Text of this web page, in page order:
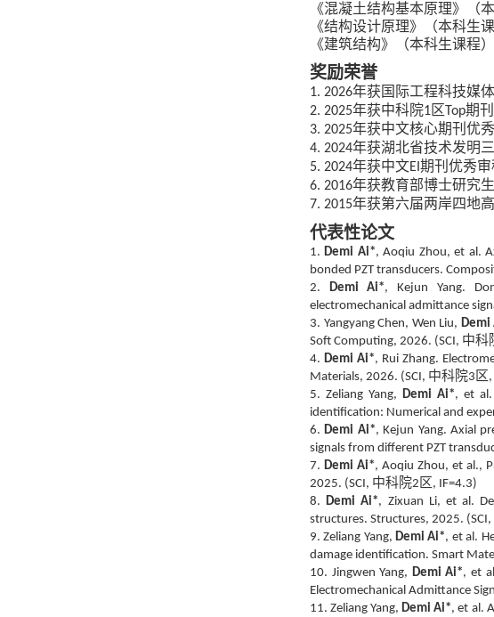
《混凝土结构基本原理》（
《结构设计原理》（本科生课
《建筑结构》（本科生课程）
奖励荣誉
1. 2026年获国际工程科技媒
2. 2025年获中科院1区 Top期刊
3. 2025年获中文核心期刊优
4. 2024年获湖北省技术发明
5. 2024年获中文EI期刊优秀审
6. 2016年获教育部博士研究
7. 2015年获第六届两岸四地
代表性论文
1.Demi Ai*, Aoqiu Zhou,et al.
bonded PZT transducers.
2. Demi Ai*, Kejun Yang.
electromechanical admittance
3. Yangyang Chen, Wen Liu, Demi
Soft Computing, 2026. (SCI, 中科
4.Demi Ai*, Rui Zhang.
Materials, 2026. (SCI, 中科院3 区
5. Zeliang Yang,Demi Ai*, et al.
identification: Numerical and
6.Demi Ai*, Kejun Yang. Axial
signals from different PZT
7. Demi Ai*, Aoqiu Zhou, et al.,
2025. (SCI, 中科院2 区 , IF=4.3)
8.Demi Ai*, Zixuan Li, et al.
structures. Structures, 2025. (SCI,
9. Zeliang Yang,Demi Ai*, et al.
damage identification. Smart
10. Jingwen Yang, Demi Ai*, et
Electromechanical Admittance
11. Zeliang Yang,Demi Ai*, et al.